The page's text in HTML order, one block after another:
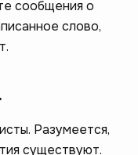
сообщения о
слово,
Разумеется,
существуют.